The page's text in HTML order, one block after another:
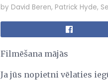
by David Beren, Patrick Hyde,
Filmēšana mājās
Ja jūs nopietni vēlaties